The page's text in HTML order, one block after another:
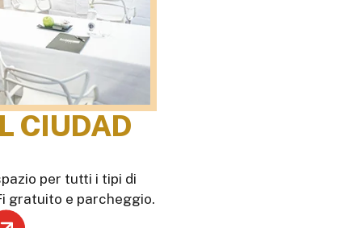
CIUDAD
per tutti i tipi di
gratuito e parcheggio.